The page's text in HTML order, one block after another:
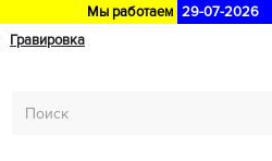
Мы работаем 29-07-2026
Гравировка